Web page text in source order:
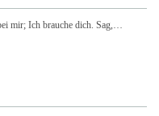
mir; Ich brauche dich. Sag,…